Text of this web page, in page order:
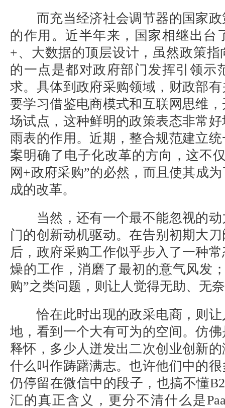
而充当经济社会调节器的国家政
的作用。近半年来，国家相继出台
+、大数据的顶层设计，虽然政策
的一点是都对政府部门发挥引领示
求。具体到政府采购领域，财政部
要学习借鉴电商模式和互联网思维
场试点，这种鲜明的政策表态非常
雨表的作用。近期，整合规范建立
案明确了电子化改革的方向，这不
网+政府采购”的必然，而且使其成
成的改革。
当然，还有一个最不能忽视的动
门的创新动机驱动。在告别初期大
后，政府采购工作似乎步入了一种
燥的工作，消磨了最初的意气风发
购”之类问题，则让人觉得无助、无
恰在此时出现的政采电商，则让
地，看到一个大有可为的空间。仿
释怀，多少人迸发出二次创业创新
什么叫作踌躇满志。也许他们中的
仍停留在微信中的段子，也搞不懂
汇的真正含义，更分不清什么是